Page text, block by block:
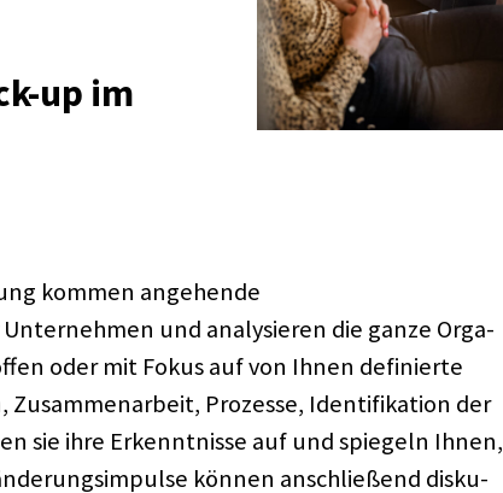
up im
kommen ange­hende
und analy­sie­ren die ganze Orga­
oder mit Fokus auf von Ihnen defi­nierte
Prozesse, Iden­ti­fi­ka­tion der
sie ihre Erkennt­nisse auf und spie­geln Ihnen,
können anschlie­ßend disku­